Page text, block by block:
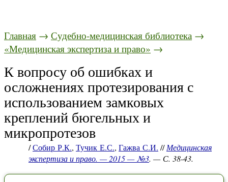
Главная → Судебно-медицинская библиотека →
«Медицинская экспертиза и право» →
К вопросу об ошибках и
осложнениях протезирования с
использованием замковых
креплений бюгельных и
микропротезов
/Собир Р.К., Тучик Е.С., Гажва С.И. //Медицинская
экспертиза и право. — 2015 — №3. — С. 38-43.